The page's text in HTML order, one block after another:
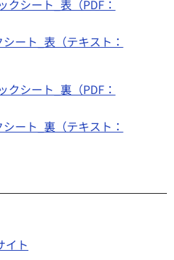
クシート_表（PDF：
ート_表（テキスト：
クシート_裏（PDF：
ート_裏（テキスト：
イト